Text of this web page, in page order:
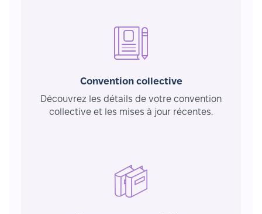
Convention collective
Découvrez les détails de votre convention
collective et les mises à jour récentes.